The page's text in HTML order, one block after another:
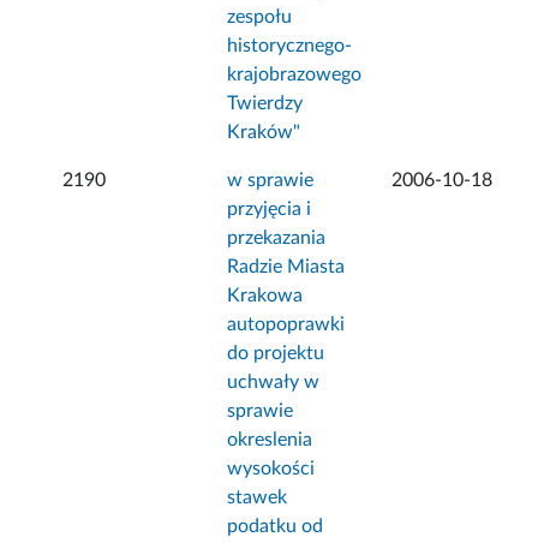
zespołu
historycznego-
krajobrazowego
Twierdzy
Kraków"
2190
w sprawie
przyjęcia i
przekazania
Radzie Miasta
Krakowa
autopoprawki
do projektu
uchwały w
sprawie
okreslenia
wysokości
stawek
podatku od
2006-10-18